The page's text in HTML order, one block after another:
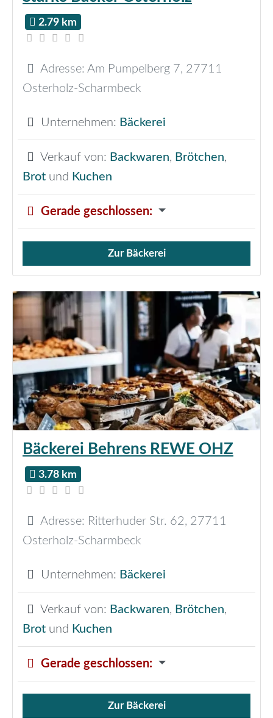
2.79 km
Adresse: Am Pumpelberg 7, 27711
Osterholz-Scharmbeck
Unternehmen: Bäckerei
Verkauf von: Backwaren, Brötchen,
Brot und Kuchen
Gerade geschlossen:
Verkauf von Brötchen,
Zur Bäckerei
Bäckerei Behrens REWE OHZ
3.78 km
Adresse: Ritterhuder Str. 62, 27711
Osterholz-Scharmbeck
Unternehmen: Bäckerei
Verkauf von: Backwaren, Brötchen,
Brot und Kuchen
Gerade geschlossen:
Verkauf von Brötchen,
Zur Bäckerei